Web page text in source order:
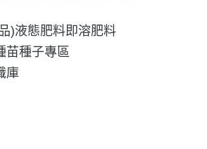
)液態肥料即溶肥料
苗種子專區
庫